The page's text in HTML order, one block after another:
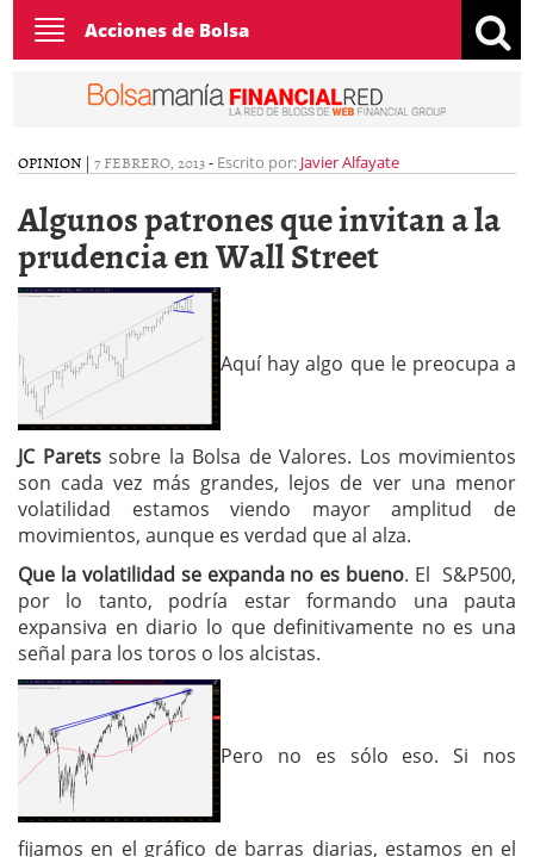
Toggle
navigation
Acciones de Bolsa
OPINION | 7 FEBRERO, 2013- Escrito por: Javier Alfayate
Algunos patrones que invitan a la
prudencia en Wall Street
Aquí hay algo que le preocupa a
JC Paretssobre la Bolsa de Valores. Los movimientos
son cada vez más grandes, lejos de ver una menor
volatilidad estamos viendo mayor amplitud de
movimientos, aunque es verdad que al alza.
Que la volatilidad se expanda no es bueno. El S&P500,
por lo tanto, podría estar formando una pauta
expansiva en diario lo que definitivamente no es una
señal para los toros o los alcistas.
Pero no es sólo eso. Si nos
fijamos en el gráfico de barras diarias, estamos en el